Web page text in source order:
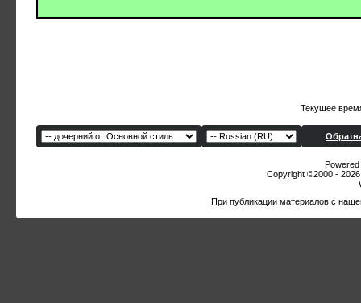
Текущее
Copyright ©2000 -
При публикации материалов с